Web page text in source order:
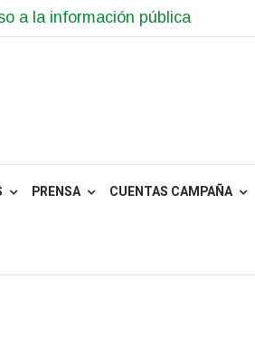
a la información pública
PRENSA CUENTAS CAMPAÑA